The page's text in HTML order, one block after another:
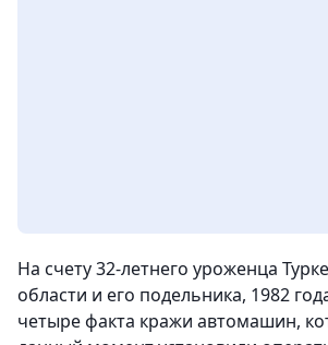
На счету 32-летнего уроженца
области и его подельника, 1982
четыре факта кражи автомашин,